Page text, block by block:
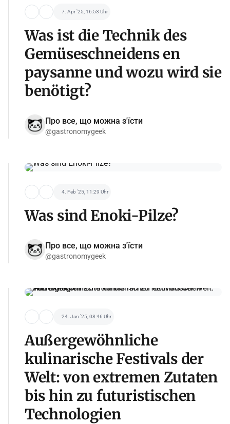
7. Apr '25, 16:53 Uhr
Was ist die Technik des
Gemüseschneidens en
paysanne und wozu wird sie
benötigt?
Про все, що можна з'їсти
@gastronomygeek
4. Feb '25, 11:29 Uhr
Was sind Enoki-Pilze?
Про все, що можна з'їсти
@gastronomygeek
24. Jan '25, 08:46 Uhr
Außergewöhnliche
kulinarische Festivals der
Welt: von extremen Zutaten
bis hin zu futuristischen
Technologien